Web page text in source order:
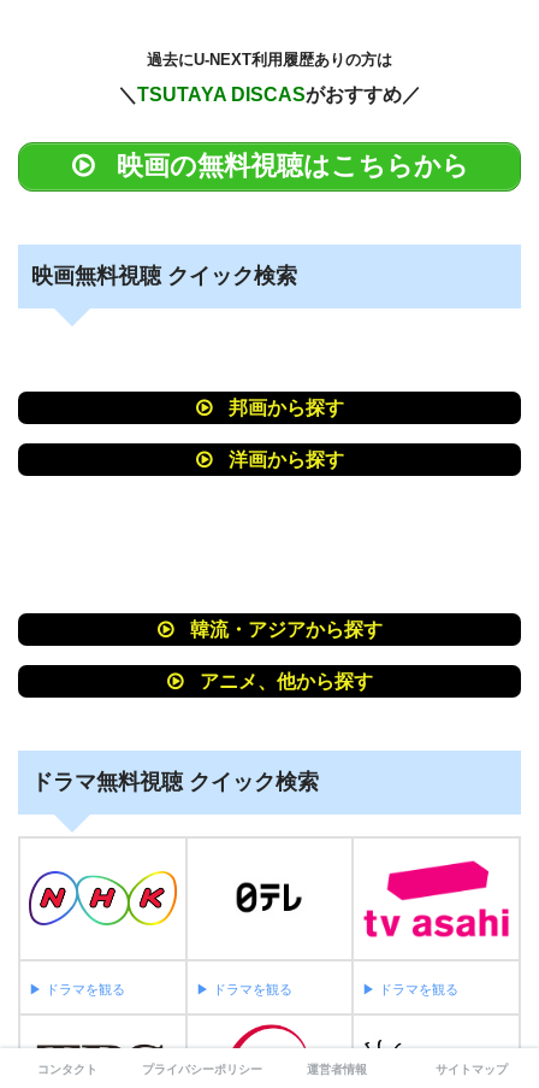
過去にU-NEXT利用履歴ありの方は
＼ TSUTAYA DISCASがおすすめ／
映画の無料視聴はこちらから
映画無料視聴 クイック検索
邦画から探す
洋画から探す
韓流・アジアから探す
アニメ、他から探す
ドラマ無料視聴 クイック検索
▶︎ ドラマを観る ▶︎ ドラマを観る ▶︎ ドラマを観る
コンタクト プライバシーポリシー 運営者情報 サイトマップ